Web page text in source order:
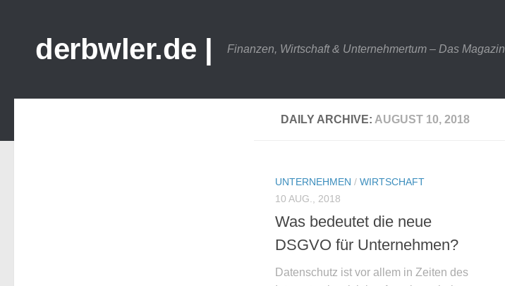
derbwler.de | Finanzen, Wirtschaft & Unternehmertum – Das Magazin
DAILY ARCHIVE: AUGUST 10, 2018
UNTERNEHMEN / WIRTSCHAFT
10 AUG., 2018
Was bedeutet die neue
DSGVO für Unternehmen?
Datenschutz ist vor allem in Zeiten des